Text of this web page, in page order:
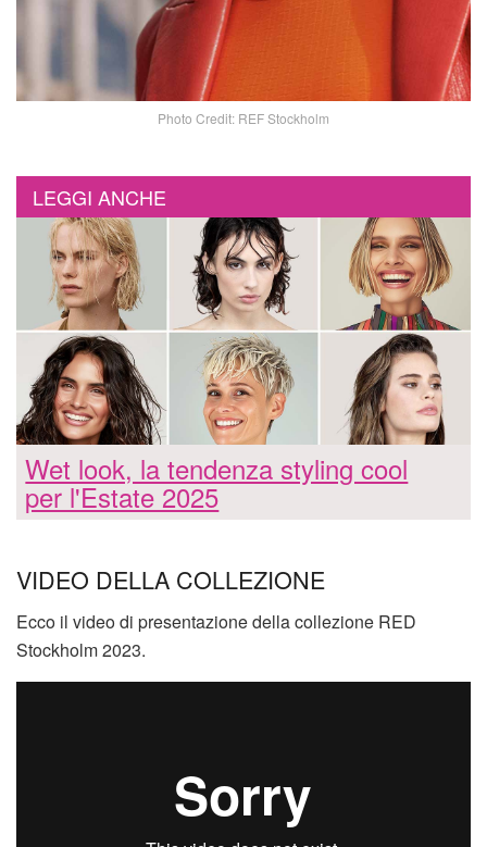
Photo Credit: REF Stockholm
LEGGI ANCHE
Wet look, la tendenza styling cool
per l'Estate 2025
VIDEO DELLA COLLEZIONE
Ecco il video di presentazione della collezione RED
Stockholm 2023.